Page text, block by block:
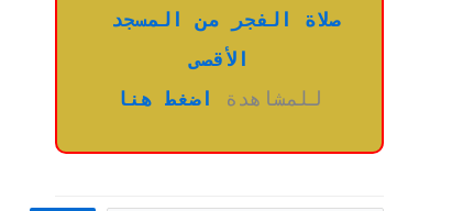
الأقصى
للمشاهدة
اضغط هنا